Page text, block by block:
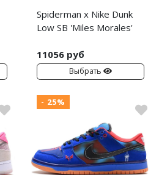
Spiderman x Nike Dunk
Low SB 'Miles Morales'
11056 руб
Выбрать
- 25%